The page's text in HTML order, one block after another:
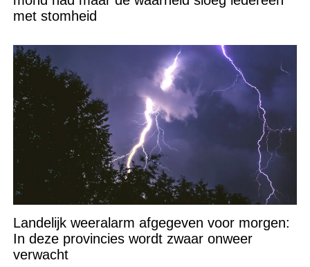
met stomheid
Landelijk weeralarm afgegeven voor morgen:
In deze provincies wordt zwaar onweer
verwacht